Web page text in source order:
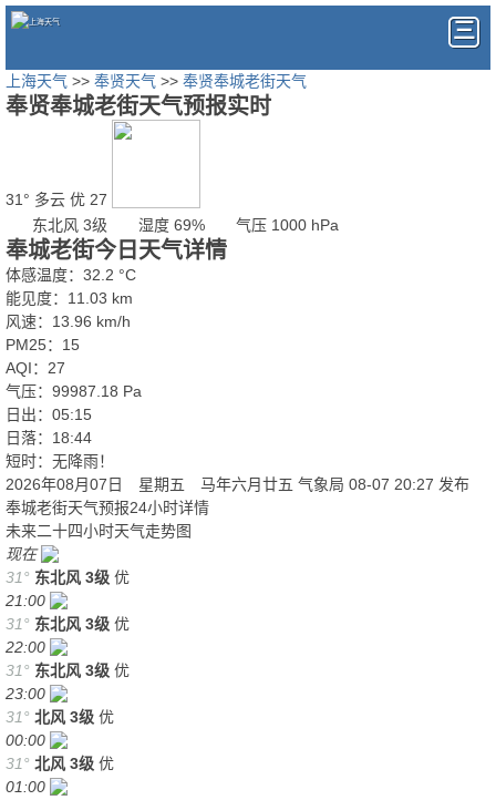
上海天气 >> 奉贤天气 >> 奉贤奉城老街天气
奉贤奉城老街天气预报实时
31° 多云 优 27
东北风 3级
湿度 69% 气压 1000 hPa
奉城老街今日天气详情
体感温度：32.2 °C
能见度：11.03 km
风速：13.96 km/h
PM25：15
AQI：27
气压：99987.18 Pa
日出：05:15
日落：18:44
短时：无降雨！
2026年08月07日 星期五 马年六月廿五 气象局 08-07 20:27 发布
奉城老街天气预报24小时详情
未来二十四小时天气走势图
现在
31° 东北风 3级 优
21:00
31° 东北风 3级 优
22:00
31° 东北风 3级 优
23:00
31° 北风 3级 优
00:00
31° 北风 3级 优
01:00